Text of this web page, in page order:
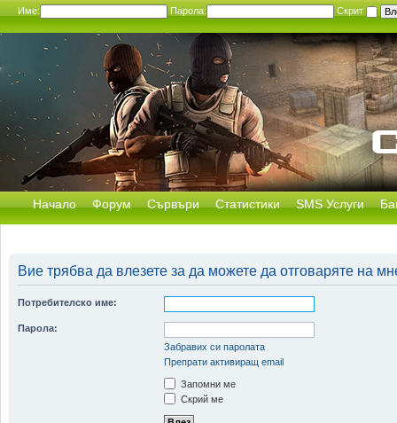
Име: Парола: Скрит
Начало Форум Сървъри Статистики SMS Услуги
Вие трябва да влезете за да можете да отговаряте на
Потребителско име:
Парола:
Забравих си паролата
Препрати активиращ email
Запомни ме
Скрий ме